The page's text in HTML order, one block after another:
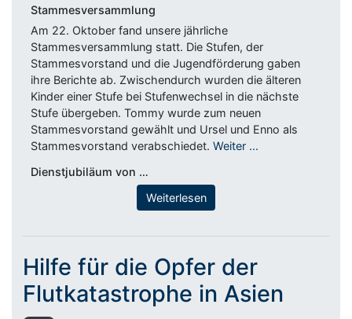
Stammesversammlung
Am 22. Oktober fand unsere jährliche
Stammesversammlung statt. Die Stufen, der
Stammesvorstand und die Jugendförderung gaben
ihre Berichte ab. Zwischendurch wurden die älteren
Kinder einer Stufe bei Stufenwechsel in die nächste
Stufe übergeben. Tommy wurde zum neuen
Stammesvorstand gewählt und Ursel und Enno als
Stammesvorstand verabschiedet.Weiter ...
Dienstjubiläum von …
Weiterlesen
Hilfe für die Opfer der
Flutkatastrophe in Asien